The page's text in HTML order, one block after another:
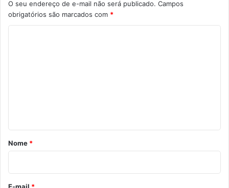
O seu endereço de e-mail não será publicado. Campos
obrigatórios são marcados com *
r
o
*
Nome *